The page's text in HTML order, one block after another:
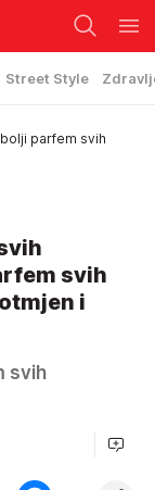
Street Style
parfem svih
svih
i
svih